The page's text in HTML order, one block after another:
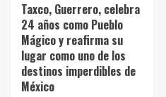
Taxco, Guerrero, celebra
24 años como Pueblo
Mágico y reafirma su
lugar como uno de los
destinos imperdibles de
México